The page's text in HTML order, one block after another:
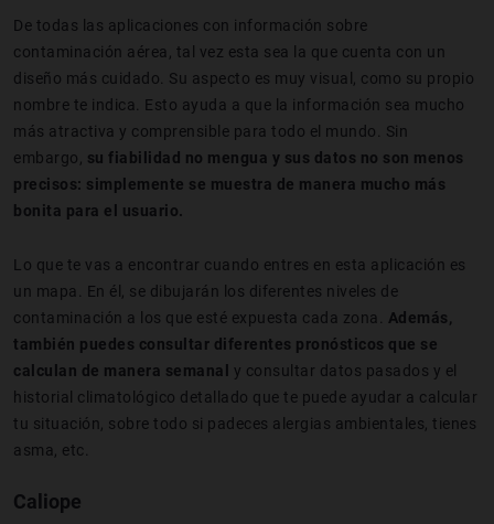
De todas las aplicaciones con información sobre
contaminación aérea, tal vez esta sea la que cuenta con un
diseño más cuidado. Su aspecto es muy visual, como su propio
nombre te indica. Esto ayuda a que la información sea mucho
más atractiva y comprensible para todo el mundo. Sin
embargo, su fiabilidad no mengua y sus datos no son menos
precisos: simplemente se muestra de manera mucho más
bonita para el usuario.
Lo que te vas a encontrar cuando entres en esta aplicación es
un mapa. En él, se dibujarán los diferentes niveles de
contaminación a los que esté expuesta cada zona. Además,
también puedes consultar diferentes pronósticos que se
calculan de manera semanal
y consultar datos pasados y el
historial climatológico detallado que te puede ayudar a calcular
tu situación, sobre todo si padeces alergias ambientales, tienes
asma, etc.
Caliope